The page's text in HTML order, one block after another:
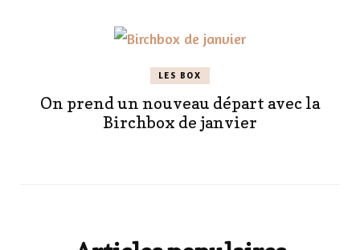
LES BOX
On prend un nouveau départ avec la
Birchbox de janvier